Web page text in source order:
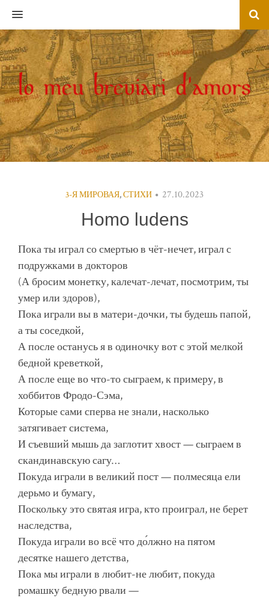
MENU
3-Я МИРОВАЯ,СТИХИ 27.10.2023
Homo ludens
Пока ты играл со смертью в чёт-нечет, играл с
подружками в докторов
(А бросим монетку, калечат-лечат, посмотрим, ты
умер или здоров),
Пока играли вы в матери-дочки, ты будешь папой,
а ты соседкой,
А после останусь я в одиночку вот с этой мелкой
бедной креветкой,
А после еще во что-то сыграем, к примеру, в
хоббитов Фродо-Сэма,
Которые сами сперва не знали, насколько
затягивает система,
И съевший мышь да заглотит хвост — сыграем в
скандинавскую сагу…
Покуда играли в великий пост — полмесяца ели
дерьмо и бумагу,
Поскольку это святая игра, кто проиграл, не берет
наследства,
Покуда играли во всё что до́лжно на пятом
десятке нашего детства,
Пока мы играли в любит-не любит, покуда
ромашку бедную рвали —